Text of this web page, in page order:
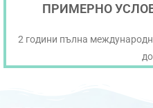
ПРИМЕРНО
2 години пълна